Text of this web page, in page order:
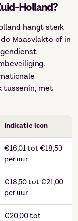
Holland?
hangt sterk
Maasvlakte of in
tussenin, met
Indicatie loon
€16,01 tot €18,50
per uur
€18,50 tot €21,00
per uur
€20,00 tot